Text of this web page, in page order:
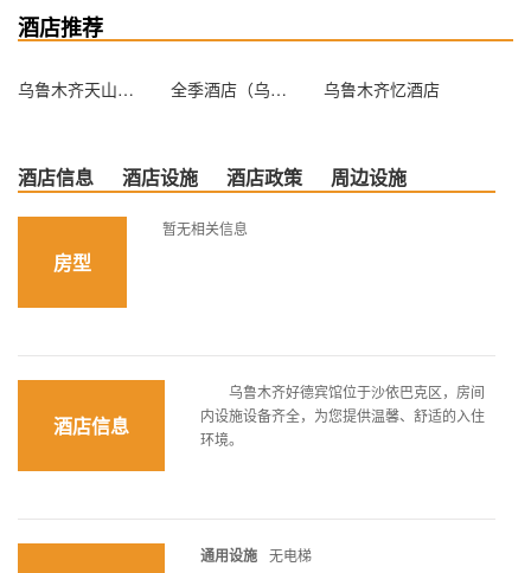
酒店推荐
乌鲁木齐天山丽都生态园 全季酒店（乌鲁木齐扬子江路店） 乌鲁木齐忆酒店
酒店信息 酒店设施 酒店政策 周边设施
房型
暂无相关信息
酒店信息
乌鲁木齐好德宾馆位于沙依巴克区，房间
内设施设备齐全，为您提供温馨、舒适的入住
环境。
通用设施 无电梯